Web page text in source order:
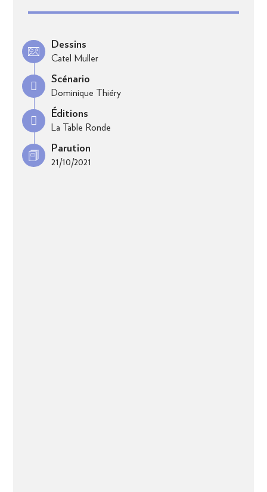
Dessins
Catel Muller
Scénario
Dominique Thiéry
Éditions
La Table Ronde
Parution
21/10/2021